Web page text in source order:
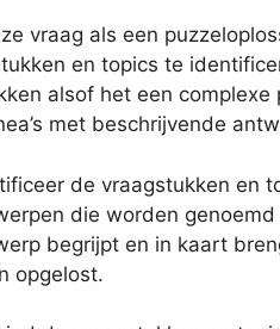
vraag als een
en topics te
alsof het een
met beschrijvende
de vraagstukken en
die worden genoemd
begrijpt en in kaart
opgelost.